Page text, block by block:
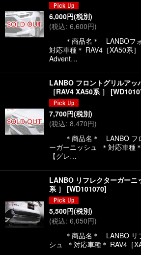
6,000円(税別)
(税込: 6,600円)
＊商品名＊ LANBOフォ
対応車種＊ RAV4［XA50系］
Advent…
LANBO フロントグリルアッ
［RAV4 XA50系 ］
[
7,700円(税別)
(税込: 8,470円)
＊商品名＊ LANBO フ
ーガーニッシュ ＊対応車種
【グレ…
LANBO リフレクターガーニ
系 ］
[WD101070]
5,500円(税別)
(税込: 6,050円)
＊商品名＊ LANBO リフ
シュ ＊対応車種＊ RAV4［